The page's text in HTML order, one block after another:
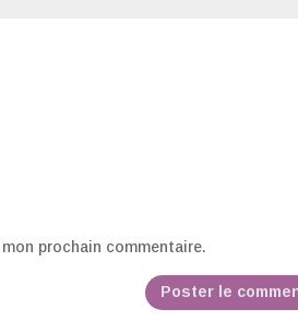
prochain commentaire.